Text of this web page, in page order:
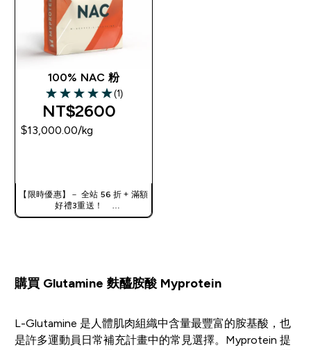
100% NAC 粉
5 out of 5 stars
(1)
NT$2600‎
$13,000.00‎/kg
【限時優惠】－ 全站 56 折 + 滿額
好禮3重送！
使用優惠碼，獲得額外折扣：
購買 Glutamine 麩醯胺酸 Myprotein
L-Glutamine 是人體肌肉組織中含量最豐富的胺基酸，也
是許多運動員日常補充計畫中的常見選擇。Myprotein 提